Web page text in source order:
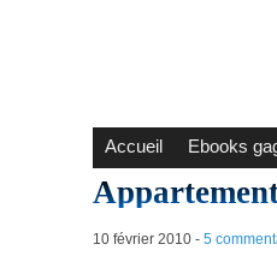
Accueil Ebooks
10 février 2010- 5